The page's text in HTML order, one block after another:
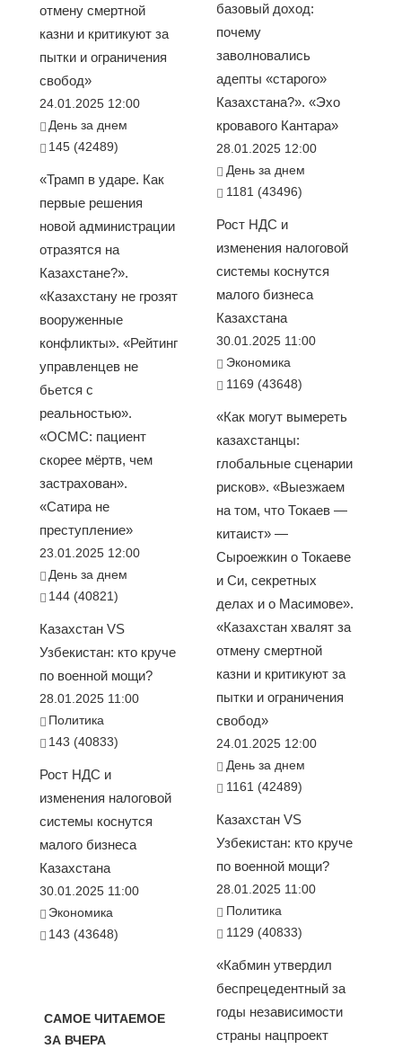
отмену смертной
казни и критикуют за
пытки и ограничения
свобод»
24.01.2025 12:00
День за днем
145 (42489)
«Трамп в ударе. Как
первые решения
новой администрации
отразятся на
Казахстане?».
«Казахстану не грозят
вооруженные
конфликты». «Рейтинг
управленцев не
бьется с
реальностью».
«ОСМС: пациент
скорее мёртв, чем
застрахован».
«Сатира не
преступление»
23.01.2025 12:00
День за днем
144 (40821)
Казахстан VS
Узбекистан: кто круче
по военной мощи?
28.01.2025 11:00
Политика
143 (40833)
Рост НДС и
изменения налоговой
системы коснутся
малого бизнеса
Казахстана
30.01.2025 11:00
Экономика
143 (43648)
САМОЕ ЧИТАЕМОЕ
ЗА ВЧЕРА
базовый доход:
почему
заволновались
адепты «старого»
Казахстана?». «Эхо
кровавого Кантара»
28.01.2025 12:00
День за днем
1181 (43496)
Рост НДС и
изменения налоговой
системы коснутся
малого бизнеса
Казахстана
30.01.2025 11:00
Экономика
1169 (43648)
«Как могут вымереть
казахстанцы:
глобальные сценарии
рисков». «Выезжаем
на том, что Токаев —
китаист» —
Сыроежкин о Токаеве
и Си, секретных
делах и о Масимове».
«Казахстан хвалят за
отмену смертной
казни и критикуют за
пытки и ограничения
свобод»
24.01.2025 12:00
День за днем
1161 (42489)
Казахстан VS
Узбекистан: кто круче
по военной мощи?
28.01.2025 11:00
Политика
1129 (40833)
«Кабмин утвердил
беспрецедентный за
годы независимости
страны нацпроект